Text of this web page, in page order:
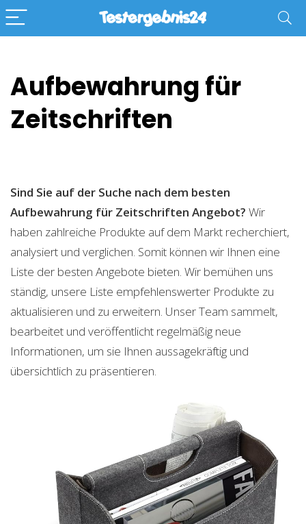
Aufbewahrung für
Zeitschriften
Sind Sie auf der Suche nach dem besten
Aufbewahrung für Zeitschriften Angebot? Wir
haben zahlreiche Produkte auf dem Markt recherchiert,
analysiert und verglichen. Somit können wir Ihnen eine
Liste der besten Angebote bieten. Wir bemühen uns
ständig, unsere Liste empfehlenswerter Produkte zu
aktualisieren und zu erweitern. Unser Team sammelt,
bearbeitet und veröffentlicht regelmäßig neue
Informationen, um sie Ihnen aussagekräftig und
übersichtlich zu präsentieren.